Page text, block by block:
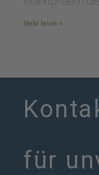
Mehr lesen »
für